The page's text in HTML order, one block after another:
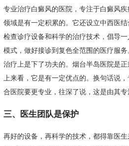
专业治疗白癜风的医院，专注于白癜风
领域是有一定积累的。它还设立中西医
检查诊疗设备和科学的治疗技术，倡导
模式，做好接诊到复色全范围的医疗服
治疗上是下了功夫的。烟台半岛医院是
上来看，它是有一定优点的。换句话说
合医院要更专业，往深了说，这是由其专
三、医生团队是保护
再好的设备，再科学的技术，都得靠医